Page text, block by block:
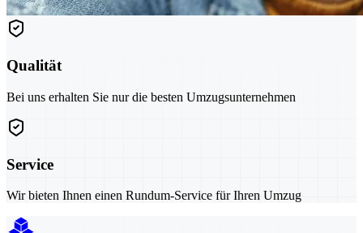
Qualität
Bei uns erhalten Sie nur die besten Umzugsunternehmen
Service
Wir bieten Ihnen einen Rundum-Service für Ihren Umzug